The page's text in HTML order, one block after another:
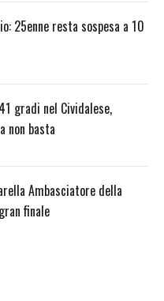
25enne resta sospesa a 10
gradi nel Cividalese,
non basta
Ambasciatore della
finale